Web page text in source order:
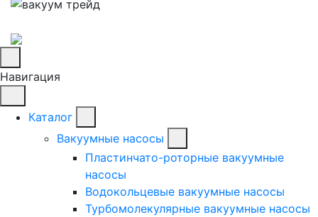
Навигация
Каталог
Вакуумные насосы
Пластинчато-роторные вакуумные
насосы
Водокольцевые вакуумные насосы
Турбомолекулярные вакуумные насосы